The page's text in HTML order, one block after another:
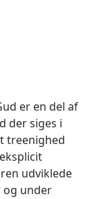
er en del af
der siges i
treenighed
udviklede
og under